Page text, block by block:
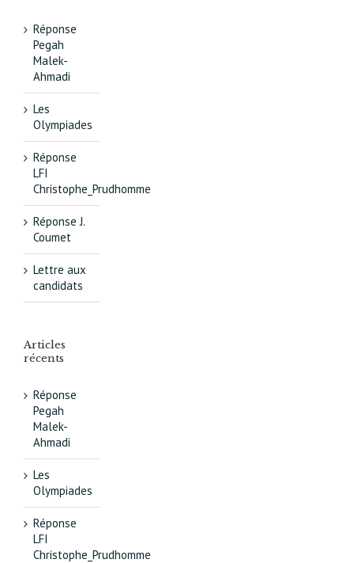
Réponse
Pegah
Malek-
Ahmadi
Les
Olympiades
Réponse
LFI
Christophe_Prudhomme
Réponse J.
Coumet
Lettre aux
candidats
Articles
récents
Réponse
Pegah
Malek-
Ahmadi
Les
Olympiades
Réponse
LFI
Christophe_Prudhomme